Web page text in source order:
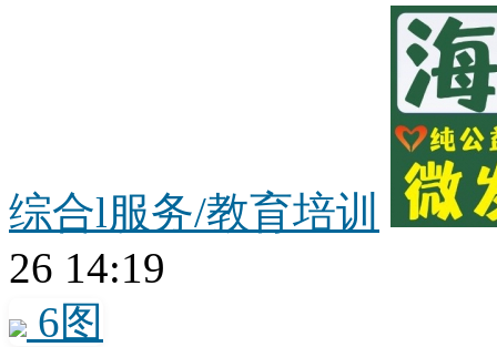
综合l服务/教育培训
26 14:19
6图